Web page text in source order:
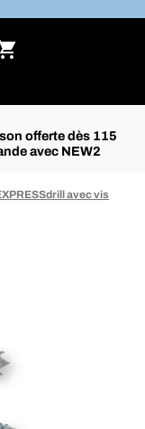
offerte dès 115
avec NEW2
avec vis